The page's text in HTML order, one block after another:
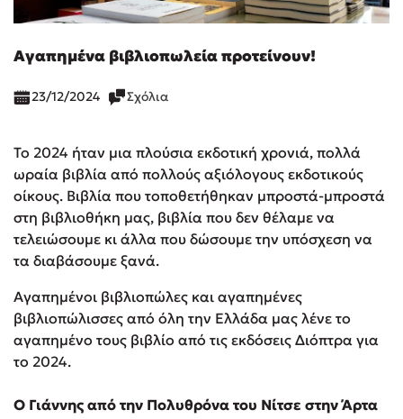
Αγαπημένα βιβλιοπωλεία προτείνουν!
23/12/2024 Σχόλια
Το 2024 ήταν μια πλούσια εκδοτική χρονιά, πολλά
ωραία βιβλία από πολλούς αξιόλογους εκδοτικούς
οίκους. Βιβλία που τοποθετήθηκαν μπροστά-μπροστά
στη βιβλιοθήκη μας, βιβλία που δεν θέλαμε να
τελειώσουμε κι άλλα που δώσουμε την υπόσχεση να
τα διαβάσουμε ξανά.
Αγαπημένοι βιβλιοπώλες και αγαπημένες
βιβλιοπώλισσες από όλη την Ελλάδα μας λένε το
αγαπημένο τους βιβλίο από τις εκδόσεις Διόπτρα για
το 2024.
Ο Γιάννης από την Πολυθρόνα του Νίτσε στην Άρτα